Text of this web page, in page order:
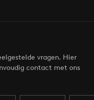
vragen. Hier
contact met ons